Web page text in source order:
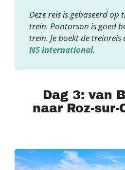
Deze reis is gebaseerd
trein. Pontorson is goed
trein. Je boekt de treinreis
NS international.
Dag 3: van
naar Roz-sur-